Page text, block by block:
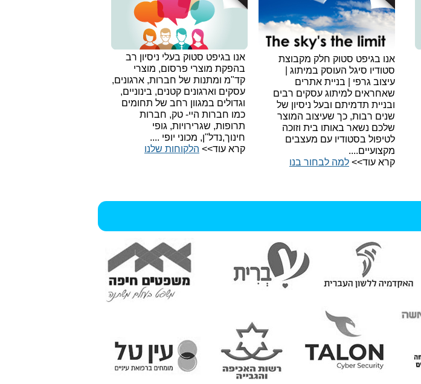
אנו בגיפט סטוק חלק מקבוצת
סטודיו סיגל העוסק במיתוג |
עיצוב גרפי | בניית אתרים
שאחראים למיתוג עסקים רבים
ובניית תדמיתם ובעל ניסיון של
שנים רבות, כך שעיצוב המוצר
שלכם נשאר באותו בית וזוכה
לטיפול בסטודיו עם מעצבים
מקצועיים....
קרא עוד>> למה לבחור בנו​
אנו בגיפט סטוק בעלי ניסיון רב
בהפקת מוצרי פרסום, מוצרי
קד"מ ומתנות של חברות, ארגונים,
עסקים וארגונים קטנים, בינוניים,
וגדולים במגוון רחב של תחומים
כמו חברות היי- טק, חברות
תרופות, שגרירויות, גופי
חינוך,נדל"ן, מכוני יופי ....
קרא עוד>> הלקוחות שלנו